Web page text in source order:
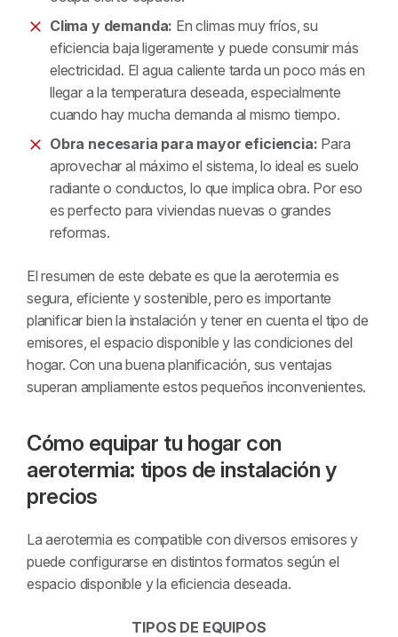
Clima y demanda: En climas muy fríos, su
eficiencia baja ligeramente y puede consumir más
electricidad. El agua caliente tarda un poco más en
llegar a la temperatura deseada, especialmente
cuando hay mucha demanda al mismo tiempo.
Obra necesaria para mayor eficiencia: Para
aprovechar al máximo el sistema, lo ideal es suelo
radiante o conductos, lo que implica obra. Por eso
es perfecto para viviendas nuevas o grandes
reformas.
El resumen de este debate es que la aerotermia es
segura, eficiente y sostenible, pero es importante
planificar bien la instalación y tener en cuenta el tipo de
emisores, el espacio disponible y las condiciones del
hogar. Con una buena planificación, sus ventajas
superan ampliamente estos pequeños inconvenientes.
Cómo equipar tu hogar con
aerotermia: tipos de instalación y
precios
La aerotermia es compatible con diversos emisores y
puede configurarse en distintos formatos según el
espacio disponible y la eficiencia deseada.
TIPOS DE EQUIPOS